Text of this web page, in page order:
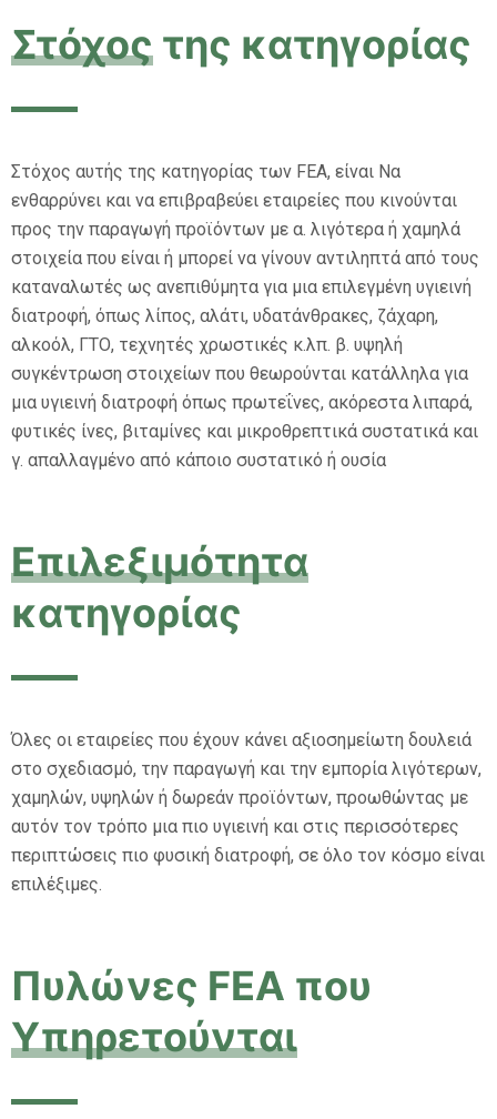
Στόχος της κατηγορίας
Στόχος αυτής της κατηγορίας των FEA, είναι Να
ενθαρρύνει και να επιβραβεύει εταιρείες που κινούνται
προς την παραγωγή προϊόντων με α. λιγότερα ή χαμηλά
στοιχεία που είναι ή μπορεί να γίνουν αντιληπτά από τους
καταναλωτές ως ανεπιθύμητα για μια επιλεγμένη υγιεινή
διατροφή, όπως λίπος, αλάτι, υδατάνθρακες, ζάχαρη,
αλκοόλ, ΓΤΟ, τεχνητές χρωστικές κ.λπ. β. υψηλή
συγκέντρωση στοιχείων που θεωρούνται κατάλληλα για
μια υγιεινή διατροφή όπως πρωτεΐνες, ακόρεστα λιπαρά,
φυτικές ίνες, βιταμίνες και μικροθρεπτικά συστατικά και
γ. απαλλαγμένο από κάποιο συστατικό ή ουσία
Επιλεξιμότητα
κατηγορίας
Όλες οι εταιρείες που έχουν κάνει αξιοσημείωτη δουλειά
στο σχεδιασμό, την παραγωγή και την εμπορία λιγότερων,
χαμηλών, υψηλών ή δωρεάν προϊόντων, προωθώντας με
αυτόν τον τρόπο μια πιο υγιεινή και στις περισσότερες
περιπτώσεις πιο φυσική διατροφή, σε όλο τον κόσμο είναι
επιλέξιμες.
Πυλώνες FEA που
Υπηρετούνται​